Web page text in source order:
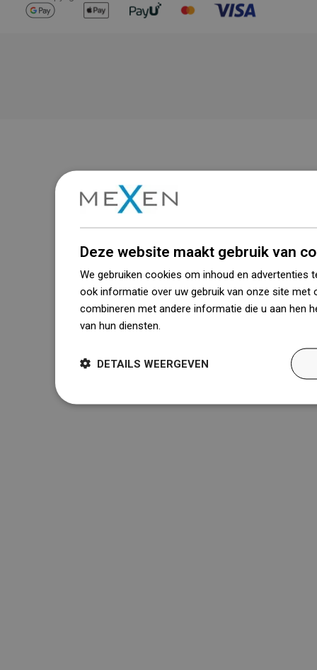
Deze website maakt gebruik van
We gebruiken cookies om inhoud en advertenties
ook informatie over uw gebruik van onze site met
combineren met andere informatie die u aan hen
van hun diensten.
DETAILS WEERGEVEN